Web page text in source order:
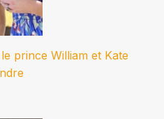
prince William et Kate